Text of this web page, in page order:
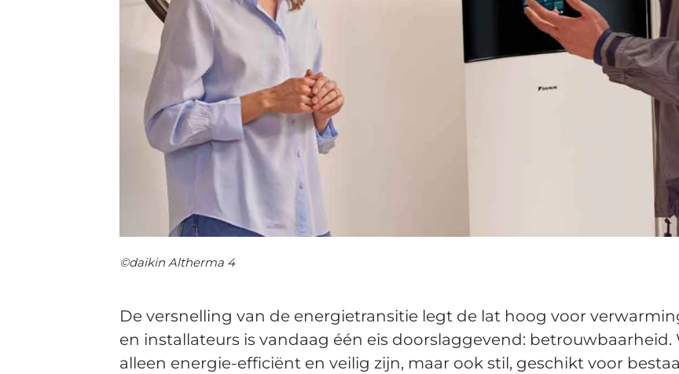
©daikin Altherma 4
De versnelling van de energietransitie legt de lat hoog voor
en installateurs is vandaag één eis doorslaggevend:
alleen energie-efficiënt en veilig zijn, maar ook stil, geschikt voor